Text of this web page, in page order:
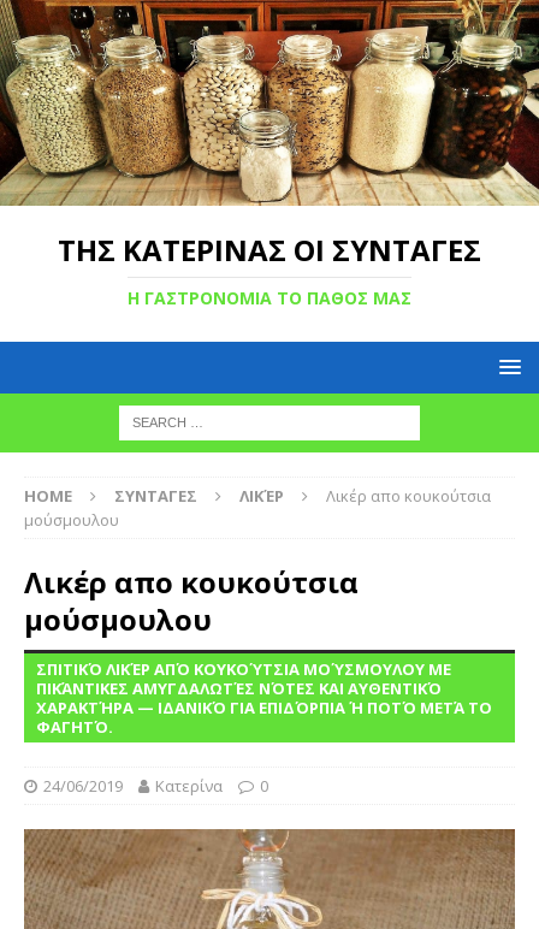
ΤΗΣ ΚΑΤΕΡΙΝΑΣ ΟΙ ΣΥΝΤΑΓΕΣ
Η ΓΑΣΤΡΟΝΟΜΙΑ ΤΟ ΠΑΘΟΣ ΜΑΣ
HOME ΣΥΝΤΑΓΕΣ ΛΙΚΈΡ
Λικέρ απο κουκούτσια
μούσμουλου
Λικέρ απο κουκούτσια
μούσμουλου
ΣΠΙΤΙΚΌ ΛΙΚΈΡ ΑΠΌ ΚΟΥΚΟΎΤΣΙΑ ΜΟΎΣΜΟΥΛΟΥ ΜΕ
ΠΙΚΆΝΤΙΚΕΣ ΑΜΥΓΔΑΛΩΤΈΣ ΝΌΤΕΣ ΚΑΙ ΑΥΘΕΝΤΙΚΌ
ΧΑΡΑΚΤΉΡΑ — ΙΔΑΝΙΚΌ ΓΙΑ ΕΠΙΔΌΡΠΙΑ Ή ΠΟΤΌ ΜΕΤΆ ΤΟ
ΦΑΓΗΤΌ.
24/06/2019 Κατερίνα 0